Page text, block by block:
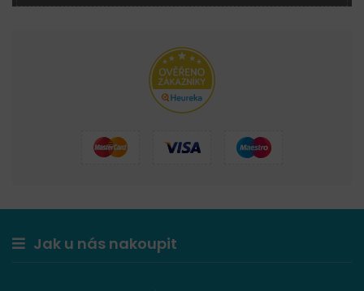
Jak u nás nakoupit